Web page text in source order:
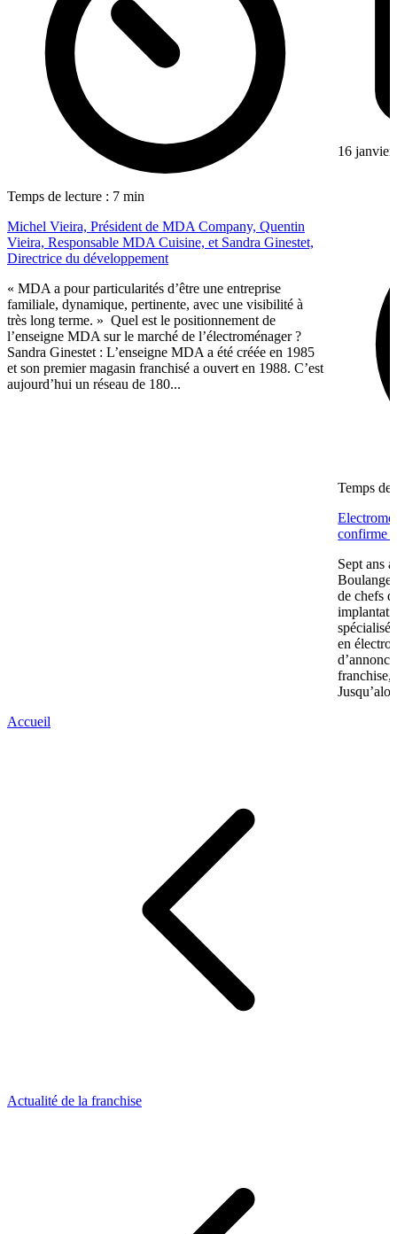
Temps de lecture : 7 min
Michel Vieira, Président de MDA Company, Quentin
Vieira, Responsable MDA Cuisine, et Sandra Ginestet,
Directrice du développement
« MDA a pour particularités d’être une entreprise
familiale, dynamique, pertinente, avec une visibilité à
très long terme. » Quel est le positionnement de
l’enseigne MDA sur le marché de l’électroménager ?
Sandra Ginestet : L’enseigne MDA a été créée en 1985
et son premier magasin franchisé a ouvert en 1988. C’est
aujourd’hui un réseau de 180...
16 janvier
Temps de
confirme
Sept ans
de chefs
spécialisé
en
franchise,
Accueil
Actualité de la franchise